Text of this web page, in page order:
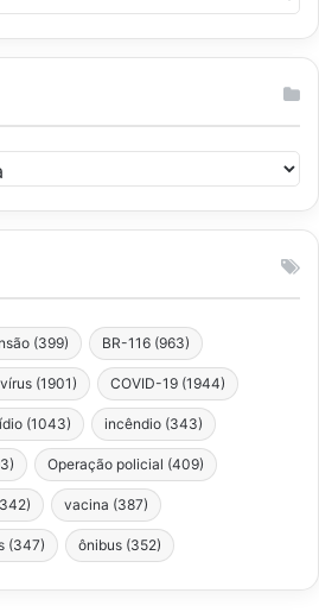
(399) BR-116 (963)
(1901) COVID-19 (1944)
(1043) incêndio (343)
Operação policial (409)
vacina (387)
(347) ônibus (352)